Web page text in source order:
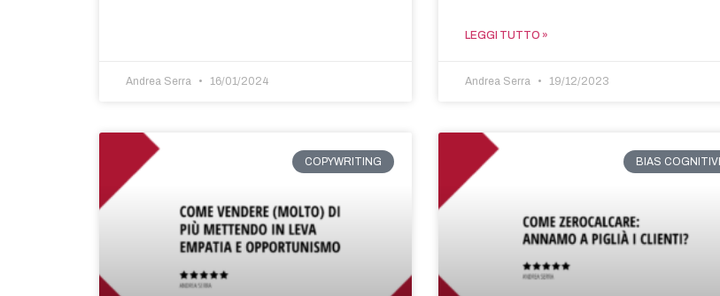
Andrea Serra 16/01/2024
LEGGI TUTTO »
Andrea Serra 19/12/2023
COPYWRITING BIAS COGNITIVI